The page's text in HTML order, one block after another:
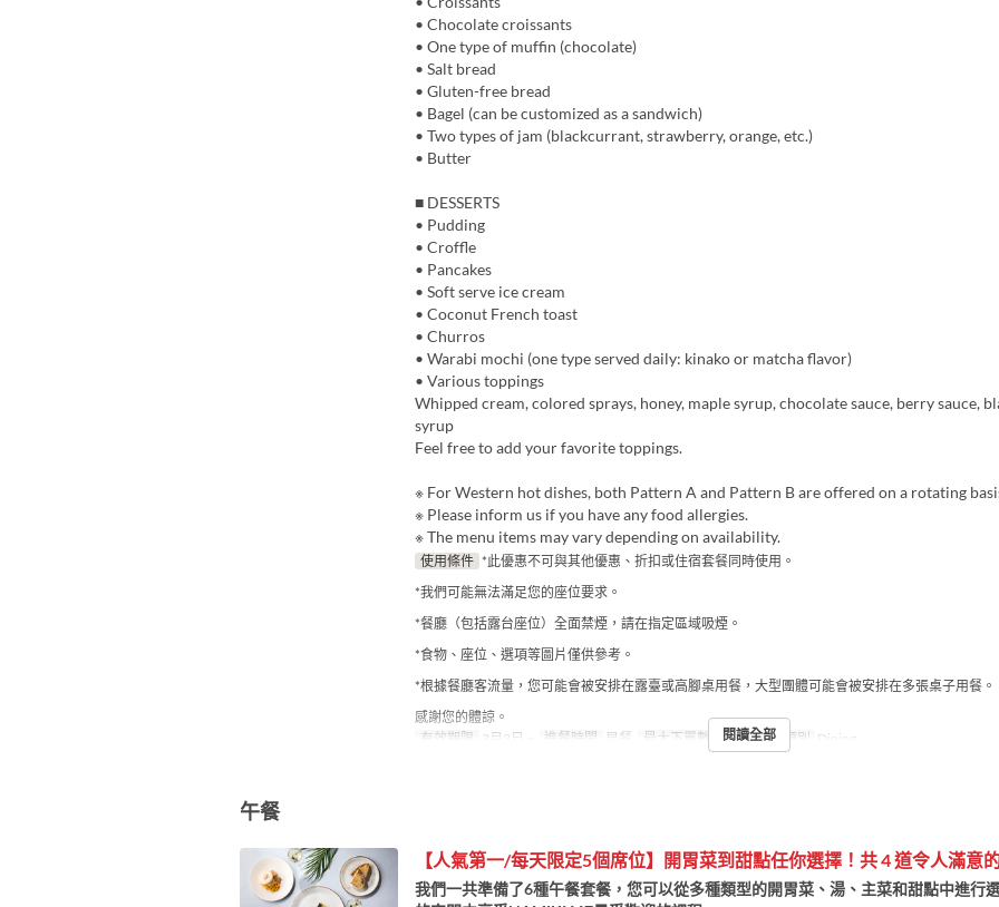
• Chocolate croissants
• One type of muffin (chocolate)
• Salt bread
• Gluten-free bread
• Bagel (can be customized as a sandwich)
• Two types of jam (blackcurrant, strawberry, orange, etc.)
• Butter
■ DESSERTS
• Pudding
• Croffle
• Pancakes
• Soft serve ice cream
• Coconut French toast
• Churros
• Warabi mochi (one type served daily: kinako or matcha flavor)
• Various toppings
Whipped cream, colored sprays, honey, maple syrup, chocolate sauce, berry sauce,
syrup
Feel free to add your favorite toppings.
※ For Western hot dishes, both Pattern A and Pattern B are offered on a rotating
※ Please inform us if you have any food allergies.
※ The menu items may vary depending on availability.
使用條件 *此優惠不可與其他優惠、折扣或住宿套餐同時使用。
*我們可能無法滿足您的座位要求。
*餐廳（包括露台座位）全面禁煙，請在指定區域吸煙。
*食物、座位、選項等圖片僅供參考。
*根據餐廳客流量，您可能會被安排在露臺或高腳桌用餐，大型團體可能會被安排在多張桌子用餐。
感謝您的體諒。
有效期限
3月3日 ~ 進餐時間 早餐 最大下單數 1 ~ 7 座位類別 Dining
閱讀全部
午餐
【人氣第一/每天限定5個席位】開胃菜到甜點任你選擇！共 4 道令人滿意
我們一共準備了6種午餐套餐，您可以從多種類型的開胃菜、湯、主菜和甜點中進行